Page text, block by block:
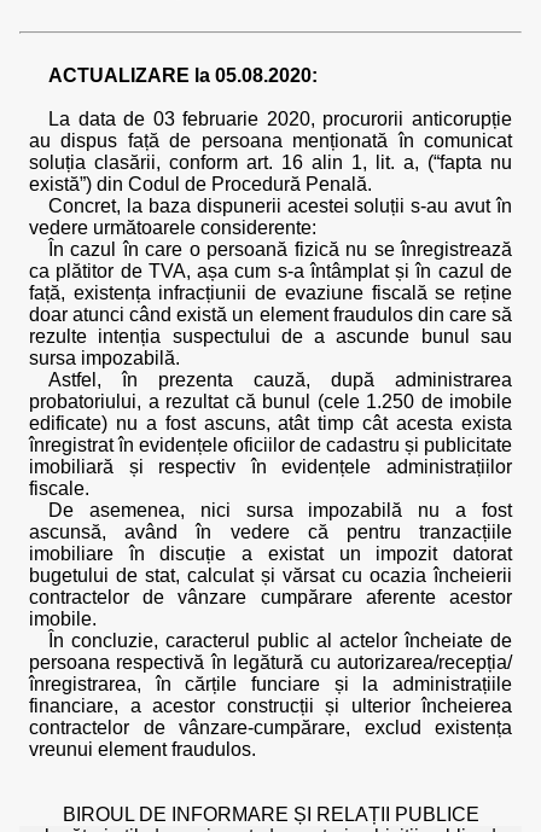
ACTUALIZARE la 05.08.2020:
La data de 03 februarie 2020, procurorii anticorupție
au dispus față de persoana menționată în comunicat
soluția clasării, conform art. 16 alin 1, lit. a, (“fapta nu
există”) din Codul de Procedură Penală.
Concret, la baza dispunerii acestei soluții s-au avut în
vedere următoarele considerente:
În cazul în care o persoană fizică nu se înregistrează
ca plătitor de TVA, așa cum s-a întâmplat și în cazul de
față, existența infracțiunii de evaziune fiscală se reține
doar atunci când există un element fraudulos din care să
rezulte intenția suspectului de a ascunde bunul sau
sursa impozabilă.
Astfel, în prezenta cauză, după administrarea
probatoriului, a rezultat că bunul (cele 1.250 de imobile
edificate) nu a fost ascuns, atât timp cât acesta exista
înregistrat în evidențele oficiilor de cadastru și publicitate
imobiliară și respectiv în evidențele administrațiilor
fiscale.
De asemenea, nici sursa impozabilă nu a fost
ascunsă, având în vedere că pentru tranzacțiile
imobiliare în discuție a existat un impozit datorat
bugetului de stat, calculat și vărsat cu ocazia încheierii
contractelor de vânzare cumpărare aferente acestor
imobile.
În concluzie, caracterul public al actelor încheiate de
persoana respectivă în legătură cu autorizarea/recepția/
înregistrarea, în cărțile funciare și la administrațiile
financiare, a acestor construcții și ulterior încheierea
contractelor de vânzare-cumpărare, exclud existența
vreunui element fraudulos.
BIROUL DE INFORMARE ȘI RELAȚII PUBLICE